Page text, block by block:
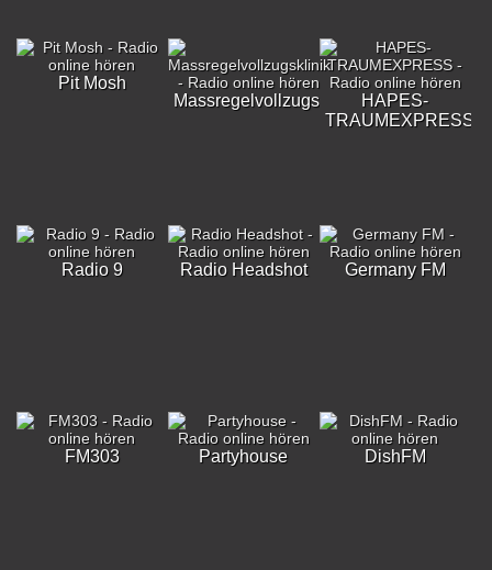
Pit Mosh
Massregelvollzugsklinik
HAPES-
TRAUMEXPRESS
Radio 9 Radio Headshot Germany FM
FM303 Partyhouse DishFM